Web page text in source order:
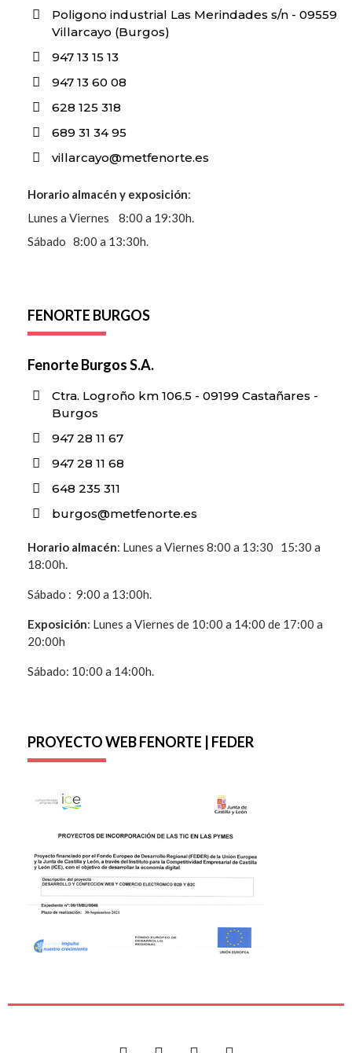
Poligono industrial Las Merindades s/n - 09559
Villarcayo (Burgos)
947 13 15 13
947 13 60 08
628 125 318
689 31 34 95
villarcayo@metfenorte.es
Horario almacén y exposición:
Lunes a Viernes 8:00 a 19:30h.
Sábado 8:00 a 13:30h.
FENORTE BURGOS
Fenorte Burgos S.A.
Ctra. Logroño km 106.5 - 09199 Castañares -
Burgos
947 28 11 67
947 28 11 68
648 235 311
burgos@metfenorte.es
Horario almacén: Lunes a Viernes 8:00 a 13:30 15:30 a
18:00h.
Sábado : 9:00 a 13:00h.
Exposición: Lunes a Viernes de 10:00 a 14:00 de 17:00 a
20:00h
Sábado: 10:00 a 14:00h.
PROYECTO WEB FENORTE | FEDER